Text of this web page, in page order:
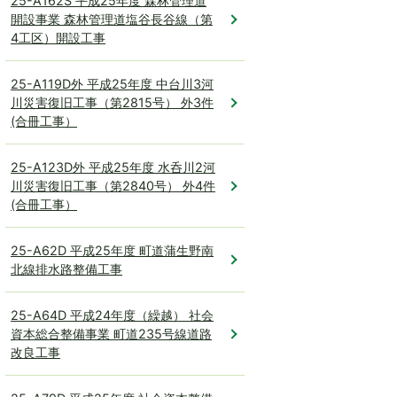
開設事業 森林管理道塩谷長谷線（第
4工区）開設工事
25-A119D外 平成25年度 中台川3河
川災害復旧工事（第2815号） 外3件
(合冊工事）
25-A123D外 平成25年度 水呑川2河
川災害復旧工事（第2840号） 外4件
(合冊工事）
25-A62D 平成25年度 町道蒲生野南
北線排水路整備工事
25-A64D 平成24年度（繰越） 社会
資本総合整備事業 町道235号線道路
改良工事